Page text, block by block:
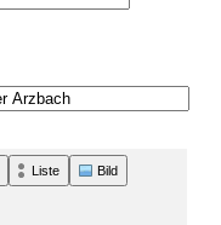
Liste Bild